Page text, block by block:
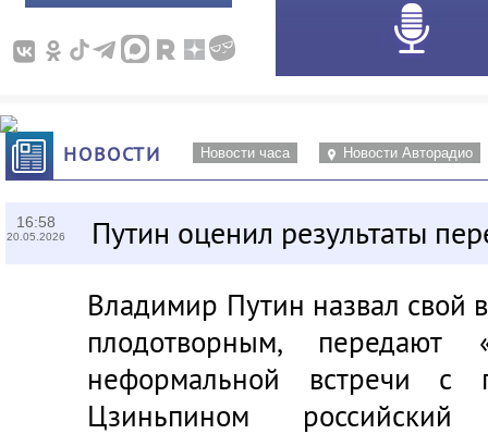
НОВОСТИ Новости часа Новости Авторадио
16:58
20.05.2026 Путин оценил результаты
Владимир Путин назвал свой
плодотворным, передают
неформальной встречи с
Цзиньпином